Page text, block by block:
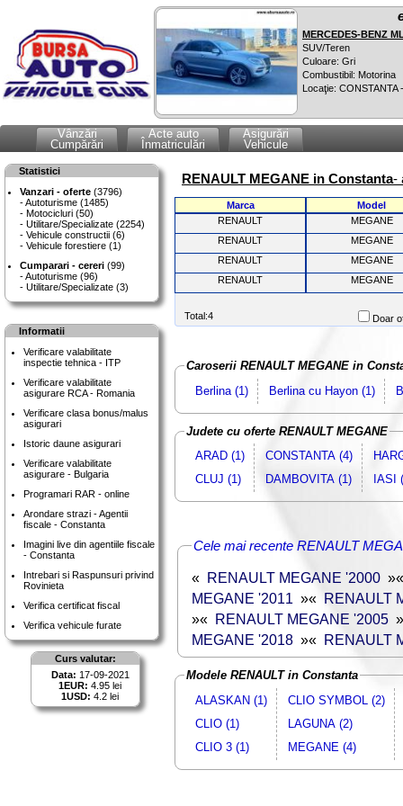
MERCEDES-BENZ
SUV/Teren
Culoare: Gri
Combustibil: Motorina
Locaţie: CONSTANTA
Vânzări
Cumpărări
Acte auto
Înmatriculări
Asigurări
Vehicule
Statistici
Vanzari - oferte (3796)
Autoturisme (1485)
Motocicluri (50)
Utilitare/Specializate (2254)
Vehicule constructii (6)
Vehicule forestiere (1)
Cumparari - cereri (99)
Autoturisme (96)
Utilitare/Specializate (3)
Informatii
Verificare valabilitate
inspectie tehnica - ITP
Verificare valabilitate
asigurare RCA - Romania
Verificare clasa bonus/malus
asigurari
Istoric daune asigurari
Verificare valabilitate
asigurare - Bulgaria
Programari RAR - online
Arondare strazi - Agentii
fiscale - Constanta
Imagini live din agentiile fiscale
- Constanta
Intrebari si Raspunsuri privind
Rovinieta
Verifica certificat fiscal
Verifica vehicule furate
Curs valutar:
Data: 17-09-2021
1EUR: 4.95 lei
1USD: 4.2 lei
RENAULT MEGANE in Constanta-
Marca
Model
RENAULT
MEGANE
RENAULT
MEGANE
RENAULT
MEGANE
RENAULT
MEGANE
Total:4 Doar
Caroserii RENAULT MEGANE in
Berlina (1)
Berlina cu Hayon (1)
Judete cu oferte RENAULT MEGANE
ARAD (1)
CLUJ (1)
CONSTANTA (4)
DAMBOVITA (1)
IASI
Cele mai recente RENAULT
« RENAULT MEGANE '2000 »
MEGANE '2011 »« RENAULT
»« RENAULT MEGANE '2005 »
MEGANE '2018 »« RENAULT
Modele RENAULT in Constanta
ALASKAN (1)
CLIO (1)
CLIO 3 (1)
CLIO SYMBOL (2)
LAGUNA (2)
MEGANE (4)